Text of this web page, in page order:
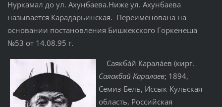
Нуркамал до ул. Ахунбаева.Ниже ул. Ахунбаева
называется Карадарьинская. Переименована на
основании постановления Бишкекского Горкенеша
№53 от 14.08.95 г.
Саякба́й Карала́ев (кирг.
Саяакбай Каралаев; 1894,
Семиз-Бель, Иссык-Кульская
область, Российская